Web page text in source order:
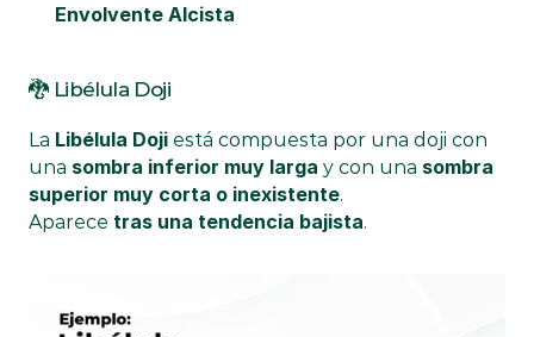
Envolvente Alcista
🐉 Libélula Doji
La Libélula Doji está compuesta por una doji con
una sombra inferior muy larga y con una sombra
superior muy corta o inexistente.
Aparece tras una tendencia bajista.